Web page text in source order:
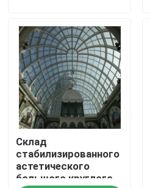
Продукты
О нас
Путешествие фабрики
Проверка качества
Склад
стабилизированного
астетического
большого круглого